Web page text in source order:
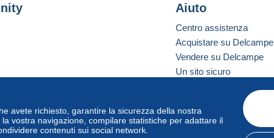
avete richiesto, garantire la sicurezza della nostra
vostra navigazione, compilare statistiche per adattare il
contenuti sui social network.
Aiuto
Centro assistenza
Acquistare su Delcampe
Vendere su Delcampe
Un sito sicuro
standard